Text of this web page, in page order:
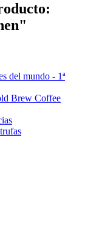
del mundo - 1ª
Brew Coffee